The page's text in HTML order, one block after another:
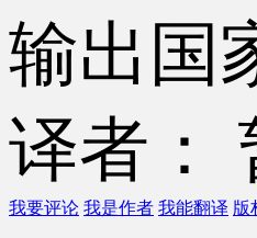
输出国
译者：
我要评论 我是作者 我能翻译 版